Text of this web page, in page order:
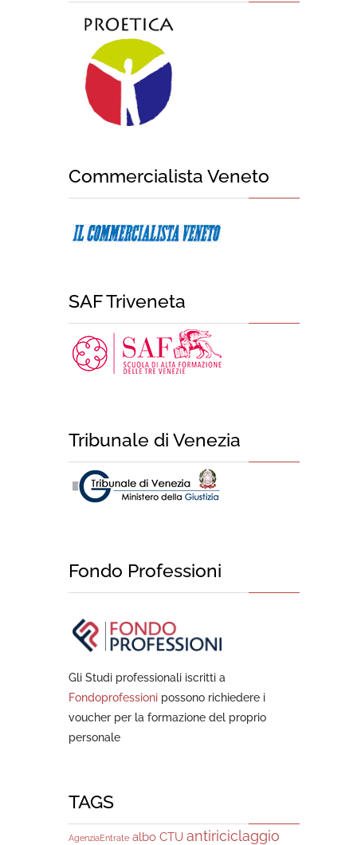
Commercialista Veneto
SAF Triveneta
Tribunale di Venezia
Fondo Professioni
Gli Studi professionali iscritti a
Fondoprofessioni possono richiedere i
voucher per la formazione del proprio
personale
TAGS
AgenziaEntrate albo CTU antiriciclaggio